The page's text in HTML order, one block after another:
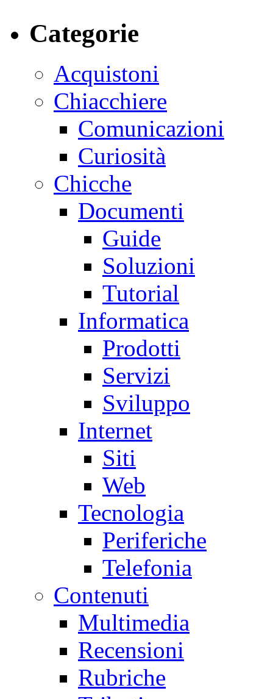
Categorie
Acquistoni
Chiacchiere
Comunicazioni
Curiosità
Chicche
Documenti
Guide
Soluzioni
Tutorial
Informatica
Prodotti
Servizi
Sviluppo
Internet
Siti
Web
Tecnologia
Periferiche
Telefonia
Contenuti
Multimedia
Recensioni
Rubriche